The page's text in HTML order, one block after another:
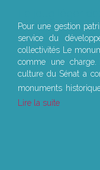
Pour une gestion
service du
collectivités Le
comme une
culture du Sénat a
monuments
Lire la suite